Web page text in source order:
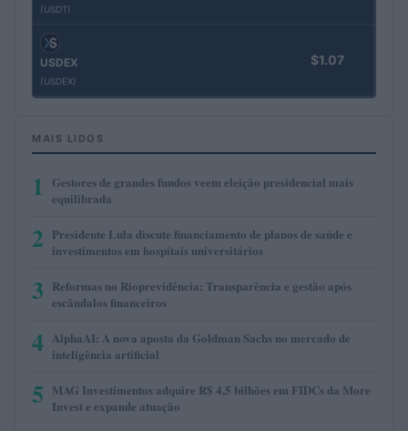
(USDT)
USDEX
(USDEX)
$1.07
MAIS LIDOS
1
Gestores de grandes fundos veem eleição presidencial mais
equilibrada
2 Presidente Lula discute financiamento de planos de saúde e
investimentos em hospitais universitários
3 Reformas no Rioprevidência: Transparência e gestão após
escândalos financeiros
4 AlphaAI: A nova aposta da Goldman Sachs no mercado de
inteligência artificial
5 MAG Investimentos adquire R$ 4,5 bilhões em FIDCs da More
Invest e expande atuação